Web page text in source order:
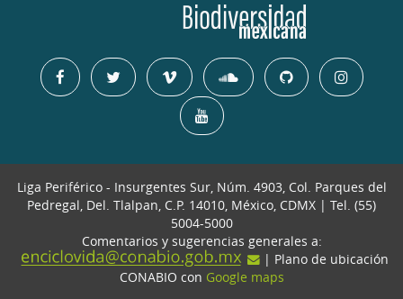
Liga Periférico - Insurgentes Sur, Núm. 4903, Col. Parques del
Pedregal, Del. Tlalpan, C.P. 14010, México, CDMX | Tel. (55)
5004-5000
Comentarios y sugerencias generales a:
| Plano de ubicación
CONABIO con Google maps